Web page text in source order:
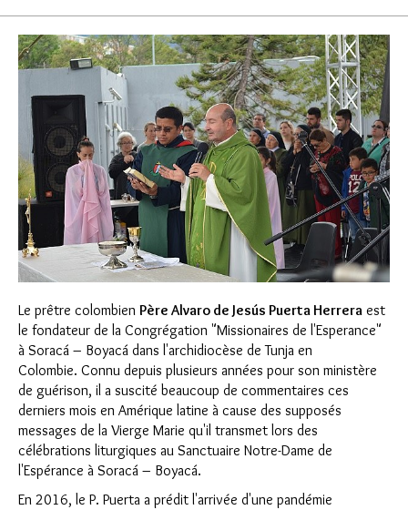
Le prêtre colombien Père Alvaro de Jesús Puerta Herrera est
le fondateur de la Congrégation "Missionaires de l'Esperance"
à Soracá – Boyacá dans l'archidiocèse de Tunja en
Colombie. Connu depuis plusieurs années pour son ministère
de guérison, il a suscité beaucoup de commentaires ces
derniers mois en Amérique latine à cause des supposés
messages de la Vierge Marie qu'il transmet lors des
célébrations liturgiques au Sanctuaire Notre-Dame de
l'Espérance à Soracá – Boyacá.
En 2016, le P. Puerta a prédit l'arrivée d'une pandémie